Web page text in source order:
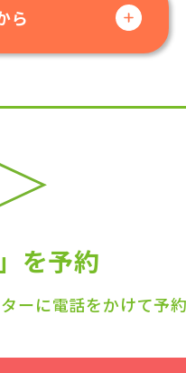
ら
を予約
ーに電話をかけて予約